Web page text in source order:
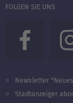
FOLGEN SIE UNS
Newsletter
Stadtanzeiger